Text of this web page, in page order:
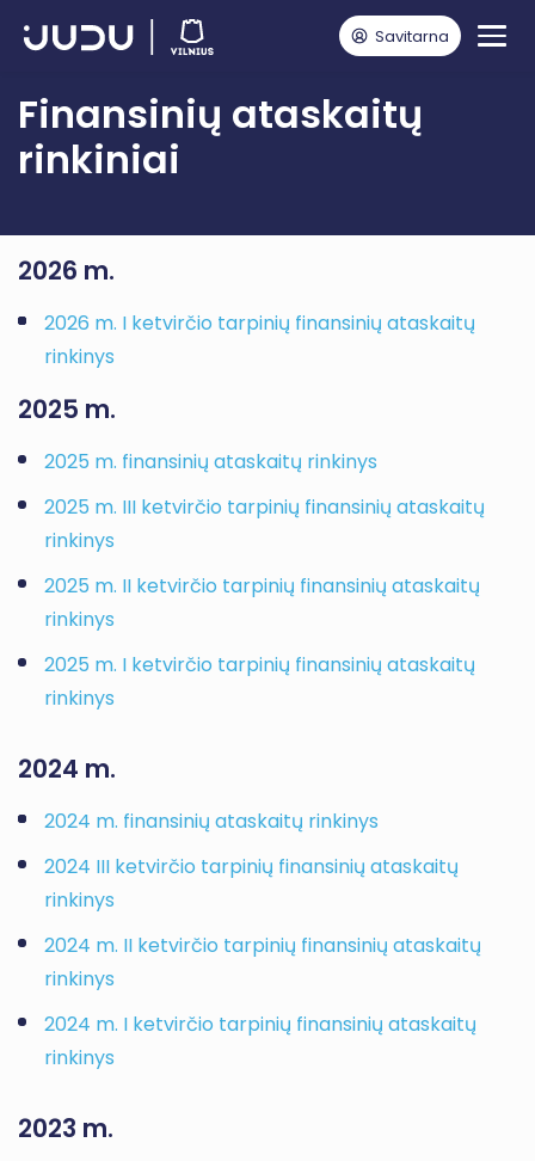
Savitarna
Finansinių ataskaitų rinkiniai
Finansinių ataskaitų
rinkiniai
2026 m.
2026 m. I ketvirčio tarpinių finansinių ataskaitų
rinkinys
2025 m.
2025 m. finansinių ataskaitų rinkinys
2025 m. III ketvirčio tarpinių finansinių ataskaitų
rinkinys
2025 m. II ketvirčio tarpinių finansinių ataskaitų
rinkinys
2025 m. I ketvirčio tarpinių finansinių ataskaitų
rinkinys
2024 m.
2024 m. finansinių ataskaitų rinkinys
2024 III ketvirčio tarpinių finansinių ataskaitų
rinkinys
2024 m. II ketvirčio tarpinių finansinių ataskaitų
rinkinys
2024 m. I ketvirčio tarpinių finansinių ataskaitų
rinkinys
2023 m.